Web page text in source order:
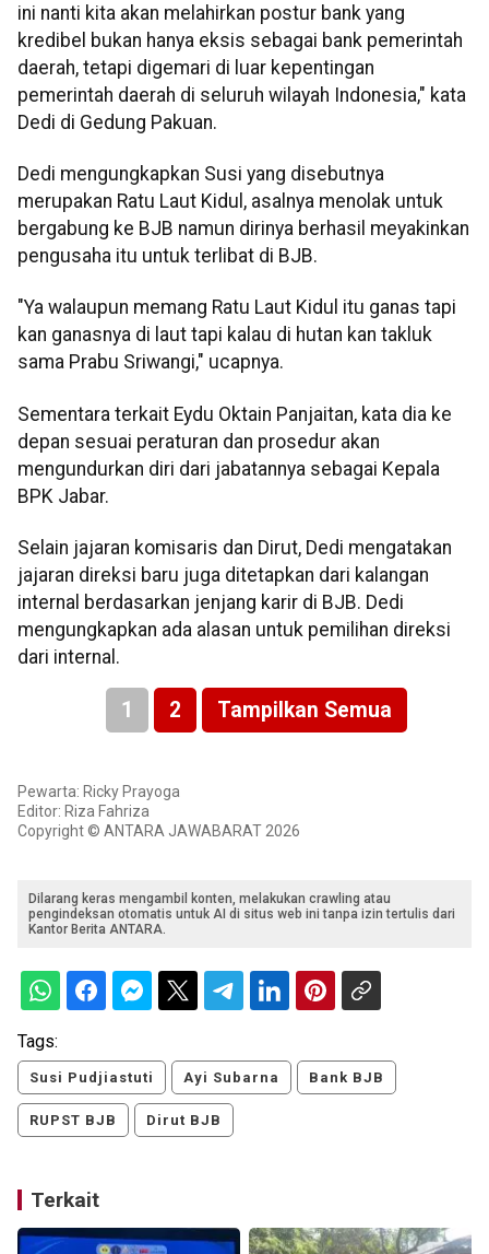
ini nanti kita akan melahirkan postur bank yang
kredibel bukan hanya eksis sebagai bank pemerintah
daerah, tetapi digemari di luar kepentingan
pemerintah daerah di seluruh wilayah Indonesia," kata
Dedi di Gedung Pakuan.
Dedi mengungkapkan Susi yang disebutnya
merupakan Ratu Laut Kidul, asalnya menolak untuk
bergabung ke BJB namun dirinya berhasil meyakinkan
pengusaha itu untuk terlibat di BJB.
"Ya walaupun memang Ratu Laut Kidul itu ganas tapi
kan ganasnya di laut tapi kalau di hutan kan takluk
sama Prabu Sriwangi," ucapnya.
Sementara terkait Eydu Oktain Panjaitan, kata dia ke
depan sesuai peraturan dan prosedur akan
mengundurkan diri dari jabatannya sebagai Kepala
BPK Jabar.
Selain jajaran komisaris dan Dirut, Dedi mengatakan
jajaran direksi baru juga ditetapkan dari kalangan
internal berdasarkan jenjang karir di BJB. Dedi
mengungkapkan ada alasan untuk pemilihan direksi
dari internal.
1 2 Tampilkan Semua
Pewarta: Ricky Prayoga
Editor: Riza Fahriza
Copyright © ANTARA JAWABARAT 2026
Dilarang keras mengambil konten, melakukan crawling atau
pengindeksan otomatis untuk AI di situs web ini tanpa izin tertulis dari
Kantor Berita ANTARA.
Tags:
Susi Pudjiastuti Ayi Subarna Bank BJB
RUPST BJB Dirut BJB
Terkait